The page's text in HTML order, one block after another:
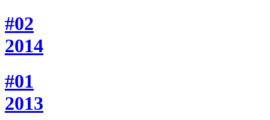
#02
2014
#01
2013